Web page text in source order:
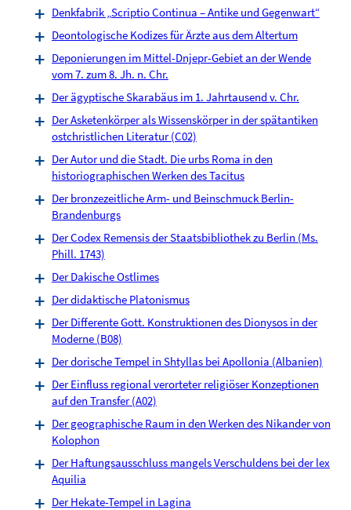
Denkfabrik „Scriptio Continua – Antike und Gegenwart“
Deontologische Kodizes für Ärzte aus dem Altertum
Deponierungen im Mittel-Dnjepr-Gebiet an der Wende
vom 7. zum 8. Jh. n. Chr.
Der ägyptische Skarabäus im 1. Jahrtausend v. Chr.
Der Asketenkörper als Wissenskörper in der spätantiken
ostchristlichen Literatur (C02)
Der Autor und die Stadt. Die urbs Roma in den
historiographischen Werken des Tacitus
Der bronzezeitliche Arm- und Beinschmuck Berlin-
Brandenburgs
Der Codex Remensis der Staatsbibliothek zu Berlin (Ms.
Phill. 1743)
Der Dakische Ostlimes
Der didaktische Platonismus
Der Differente Gott. Konstruktionen des Dionysos in der
Moderne (B08)
Der dorische Tempel in Shtyllas bei Apollonia (Albanien)
Der Einfluss regional verorteter religiöser Konzeptionen
auf den Transfer (A02)
Der geographische Raum in den Werken des Nikander von
Kolophon
Der Haftungsausschluss mangels Verschuldens bei der lex
Aquilia
Der Hekate-Tempel in Lagina